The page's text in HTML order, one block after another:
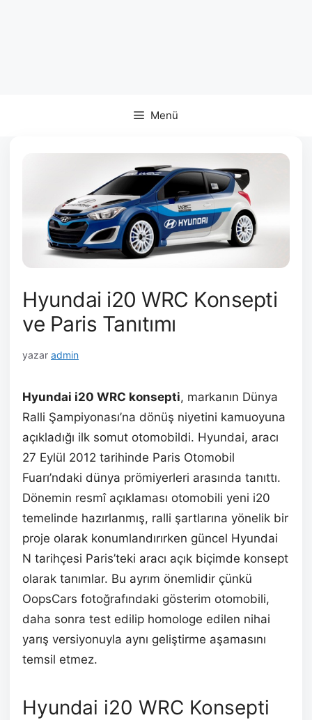
Menü
Hyundai i20 WRC Konsepti
ve Paris Tanıtımı
yazar admin
Hyundai i20 WRC konsepti, markanın Dünya
Ralli Şampiyonası’na dönüş niyetini kamuoyuna
açıkladığı ilk somut otomobildi. Hyundai, aracı
27 Eylül 2012 tarihinde Paris Otomobil
Fuarı’ndaki dünya prömiyerleri arasında tanıttı.
Dönemin resmî açıklaması otomobili yeni i20
temelinde hazırlanmış, ralli şartlarına yönelik bir
proje olarak konumlandırırken güncel Hyundai
N tarihçesi Paris’teki aracı açık biçimde konsept
olarak tanımlar. Bu ayrım önemlidir çünkü
OopsCars fotoğrafındaki gösterim otomobili,
daha sonra test edilip homologe edilen nihai
yarış versiyonuyla aynı geliştirme aşamasını
temsil etmez.
Hyundai i20 WRC Konsepti